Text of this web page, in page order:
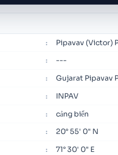
: Pipavav (Victor)
: ---
: Gujarat Pipavav
: INPAV
: cảng biển
: 20° 55' 0" N
: 71° 30' 0" E